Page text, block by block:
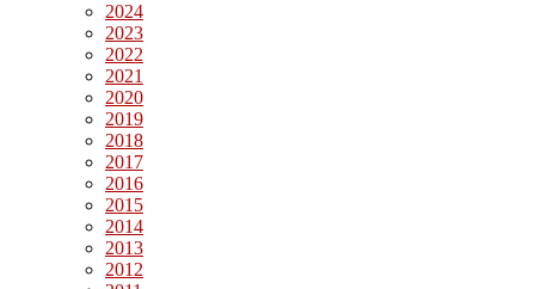
2024
2023
2022
2021
2020
2019
2018
2017
2016
2015
2014
2013
2012